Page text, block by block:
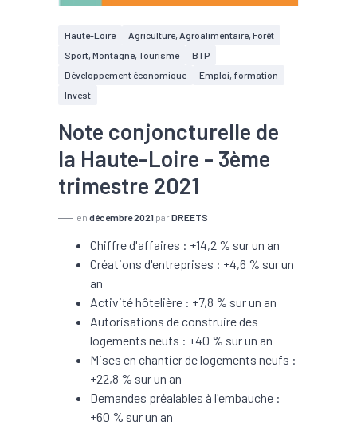
Haute-Loire
Agriculture, Agroalimentaire, Forêt
Sport, Montagne, Tourisme
BTP
Développement économique
Emploi, formation
Invest
Note conjoncturelle de
la Haute-Loire - 3ème
trimestre 2021
en décembre 2021 par DREETS
Chiffre d'affaires : +14,2 % sur un an
Créations d'entreprises : +4,6 % sur un
an
Activité hôtelière : +7,8 % sur un an
Autorisations de construire des
logements neufs : +40 % sur un an
Mises en chantier de logements neufs :
+22,8 % sur un an
Demandes préalables à l'embauche :
+60 % sur un an